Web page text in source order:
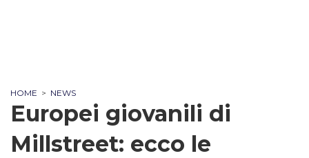
HOME > NEWS
Europei giovanili di
Millstreet: ecco le